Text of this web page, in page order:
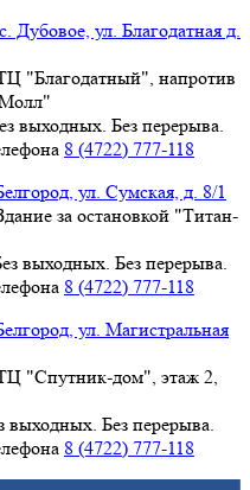
Дубовое, ул. Благодатная д.
"Благодатный", напротив
выходных. Без перерыва.
8 (4722) 777-118
ул. Сумская, д. 8/1
за остановкой "Титан-
выходных. Без перерыва.
8 (4722) 777-118
ул. Магистральная
"Спутник-дом", этаж 2,
выходных. Без перерыва.
8 (4722) 777-118